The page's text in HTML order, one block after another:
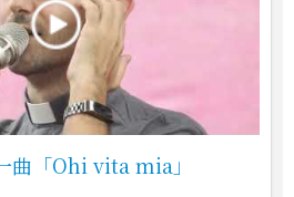
曲「Ohi vita mia」